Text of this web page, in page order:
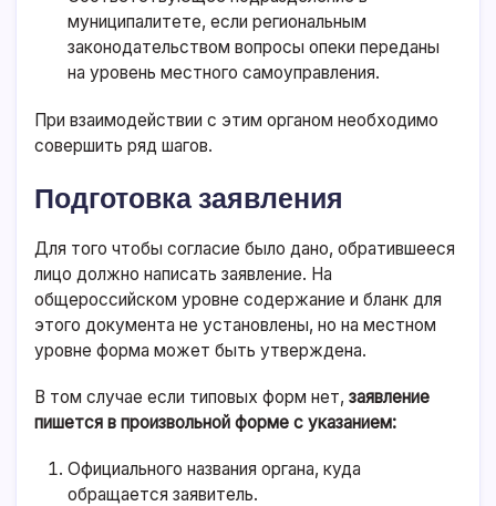
муниципалитете, если региональным
законодательством вопросы опеки переданы
на уровень местного самоуправления.
При взаимодействии с этим органом необходимо
совершить ряд шагов.
Подготовка заявления
Для того чтобы согласие было дано, обратившееся
лицо должно написать заявление. На
общероссийском уровне содержание и бланк для
этого документа не установлены, но на местном
уровне форма может быть утверждена.
В том случае если типовых форм нет,заявление
пишется в произвольной форме с указанием:
Официального названия органа, куда
обращается заявитель.